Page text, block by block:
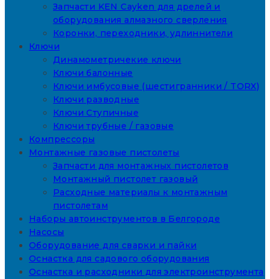
Запчасти KEN Cayken для дрелей и
оборудования алмазного сверления
Коронки, переходники, удлиннители
Ключи
Динамометричекие ключи
Ключи балонные
Ключи имбусовые (шестигранники / TORX)
Ключи разводные
Ключи Ступичные
Ключи трубные / газовые
Компрессоры
Монтажные газовые пистолеты
Запчасти для монтажных пистолетов
Монтажный пистолет газовый
Расходные материалы к монтажным
пистолетам
Наборы автоинструментов в Белгороде
Насосы
Оборудование для сварки и пайки
Оснастка для садового оборудования
Оснастка и расходники для электроинструмента